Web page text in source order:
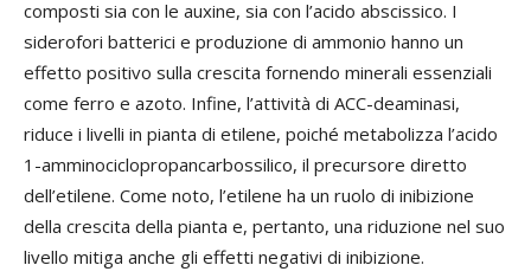
composti sia con le auxine, sia con l’acido abscissico. I
siderofori batterici e produzione di ammonio hanno un
effetto positivo sulla crescita fornendo minerali essenziali
come ferro e azoto. Infine, l’attività di ACC-deaminasi,
riduce i livelli in pianta di etilene, poiché metabolizza l’acido
1-amminociclopropancarbossilico, il precursore diretto
dell’etilene. Come noto, l’etilene ha un ruolo di inibizione
della crescita della pianta e, pertanto, una riduzione nel suo
livello mitiga anche gli effetti negativi di inibizione.